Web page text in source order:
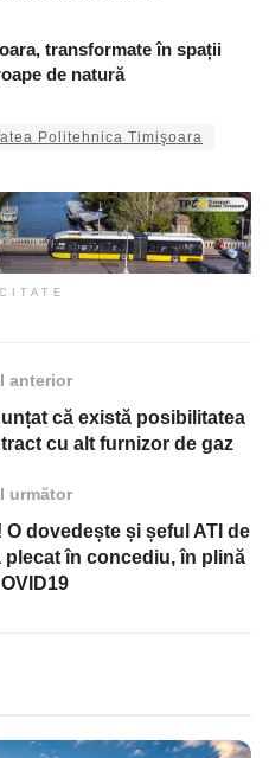
transformate în spații
de natură
Politehnica Timişoara
anterior
că există posibilitatea
cu alt furnizor de gaz
următor
dovedește și șeful ATI de
plecat în concediu, în plină